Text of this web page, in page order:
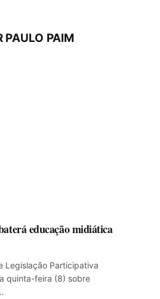
PAULO PAIM
educação midiática
Legislação Participativa
quinta-feira (8) sobre